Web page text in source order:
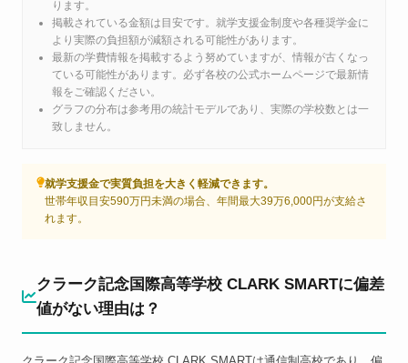
ります。
掲載されている金額は目安です。就学支援金制度や各種奨学金に
より実際の負担額が減額される可能性があります。
最新の学費情報を掲載するよう努めていますが、情報が古くなっ
ている可能性があります。必ず各校の公式ホームページで最新情
報をご確認ください。
グラフの分布は参考用の統計モデルであり、実際の学校数とは一
致しません。
就学支援金で実質負担を大きく軽減できます。
世帯年収目安590万円未満の場合、年間最大39万6,000円が支給さ
れます。
クラーク記念国際高等学校 CLARK SMARTに偏差
値がない理由は？